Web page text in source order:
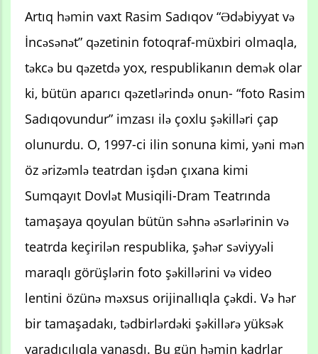
Artıq həmin vaxt Rasim Sadıqov “Ədəbiyyat və
İncəsənət” qəzetinin fotoqraf-müxbiri olmaqla,
təkcə bu qəzetdə yox, respublikanın demək olar
ki, bütün aparıcı qəzetlərində onun- “foto Rasim
Sadıqovundur” imzası ilə çoxlu şəkilləri çap
olunurdu. O, 1997-ci ilin sonuna kimi, yəni mən
öz ərizəmlə teatrdan işdən çıxana kimi
Sumqayıt Dovlət Musiqili-Dram Teatrında
tamaşaya qoyulan bütün səhnə əsərlərinin və
teatrda keçirilən respublika, şəhər səviyyəli
maraqlı görüşlərin foto şəkillərini və video
lentini özünə məxsus orijinallıqla çəkdi. Və hər
bir tamaşadakı, tədbirlərdəki şəkillərə yüksək
yaradıcılıqla yanaşdı. Bu gün həmin kadrlar